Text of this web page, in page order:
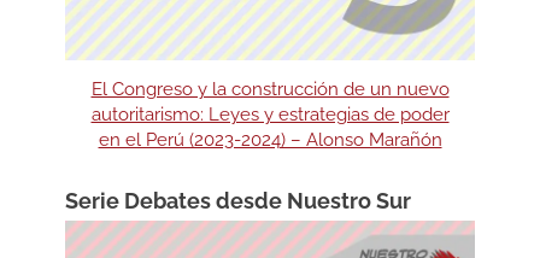
El Congreso y la construcción de un nuevo
autoritarismo: Leyes y estrategias de poder
en el Perú (2023-2024) – Alonso Marañón
Serie Debates desde Nuestro Sur